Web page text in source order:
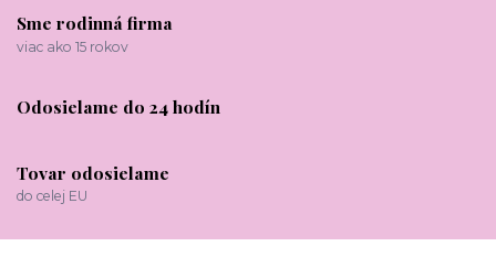
Sme rodinná firma
viac ako 15 rokov
Odosielame do 24 hodín
Tovar odosielame
do celej EU